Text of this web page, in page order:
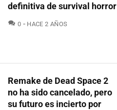
definitiva de survival horror
0 COMENTARIOS
HACE 2 AÑOS
Remake de Dead Space 2
no ha sido cancelado, pero
su futuro es incierto por